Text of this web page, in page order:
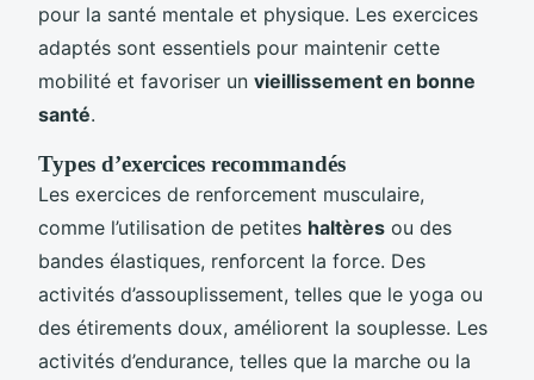
pour la santé mentale et physique. Les exercices
adaptés sont essentiels pour maintenir cette
mobilité et favoriser un vieillissement en bonne
santé.
Types d’exercices recommandés
Les exercices de renforcement musculaire,
comme l’utilisation de petites haltères ou des
bandes élastiques, renforcent la force. Des
activités d’assouplissement, telles que le yoga ou
des étirements doux, améliorent la souplesse. Les
activités d’endurance, telles que la marche ou la